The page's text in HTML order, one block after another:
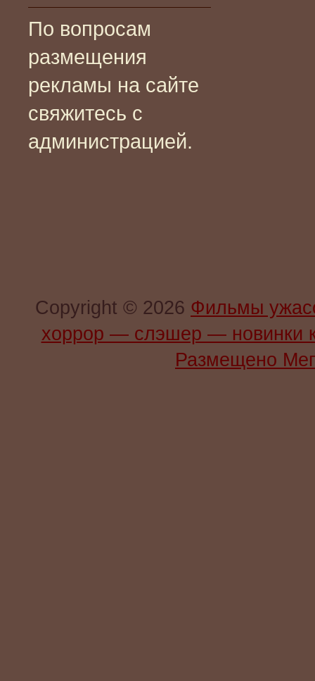
По вопросам
размещения
рекламы на сайте
свяжитесь с
администрацией.
Copyright © 2026 Фильмы
хоррор — слэшер —
Размещено